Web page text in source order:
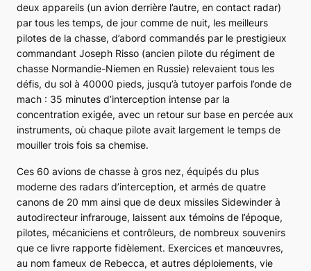
deux appareils (un avion derrière l’autre, en contact radar)
par tous les temps, de jour comme de nuit, les meilleurs
pilotes de la chasse, d’abord commandés par le prestigieux
commandant Joseph Risso (ancien pilote du régiment de
chasse Normandie-Niemen en Russie) relevaient tous les
défis, du sol à 40000 pieds, jusqu’à tutoyer parfois l’onde de
mach : 35 minutes d’interception intense par la
concentration exigée, avec un retour sur base en percée aux
instruments, où chaque pilote avait largement le temps de
mouiller trois fois sa chemise.
Ces 60 avions de chasse à gros nez, équipés du plus
moderne des radars d’interception, et armés de quatre
canons de 20 mm ainsi que de deux missiles Sidewinder à
autodirecteur infrarouge, laissent aux témoins de l’époque,
pilotes, mécaniciens et contrôleurs, de nombreux souvenirs
que ce livre rapporte fidèlement. Exercices et manœuvres,
au nom fameux de Rebecca, et autres déploiements, vie